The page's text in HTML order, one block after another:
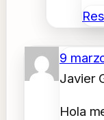
9
Javier
Hola